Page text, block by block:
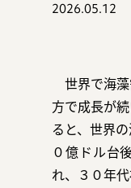
事例
お知
2026.05.12
世界で海藻
方で成長が
ると、世界
０億ドル台
れ、３０年